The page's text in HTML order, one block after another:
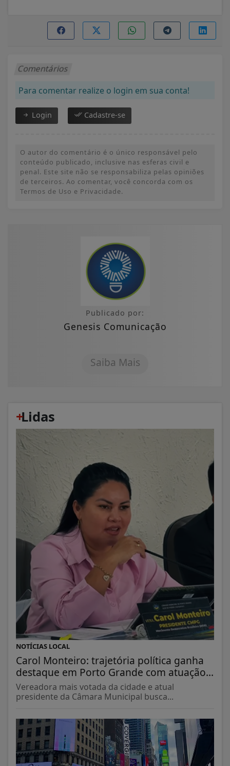
Comentários
Para comentar realize o login em sua conta!
Login Cadastre-se
O autor do comentário é o único responsável pelo
conteúdo publicado, inclusive nas esferas civil e
penal. Este site não se responsabiliza pelas opiniões
de terceiros. Ao comentar, você concorda com os
Termos de Uso e Privacidade.
Publicado por:
Genesis Comunicação
Saiba Mais
+
Lidas
NOTÍCIAS LOCAL
Carol Monteiro: trajetória política ganha
destaque em Porto Grande com atuação...
Vereadora mais votada da cidade e atual
presidente da Câmara Municipal busca...